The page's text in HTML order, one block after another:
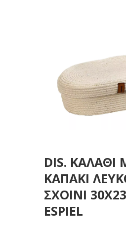
DIS. ΚΑΛΑΘΙ
ΚΑΠΑΚΙ
ΣΧΟΙΝΙ
ESPIEL